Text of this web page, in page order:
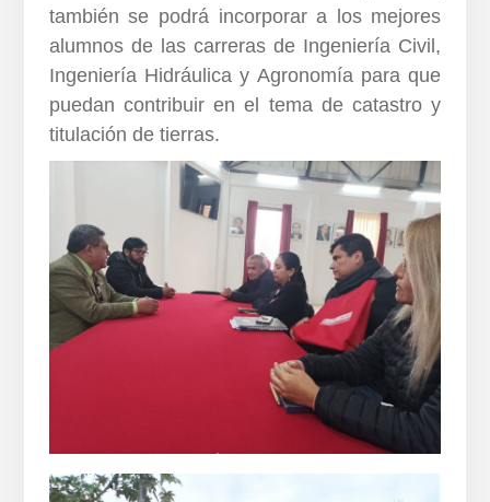
también se podrá incorporar a los mejores
alumnos de las carreras de Ingeniería Civil,
Ingeniería Hidráulica y Agronomía para que
puedan contribuir en el tema de catastro y
titulación de tierras.